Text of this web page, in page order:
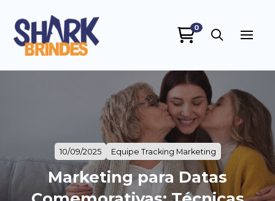
0
10/09/2025 Equipe Tracking Marketing
Marketing para Datas